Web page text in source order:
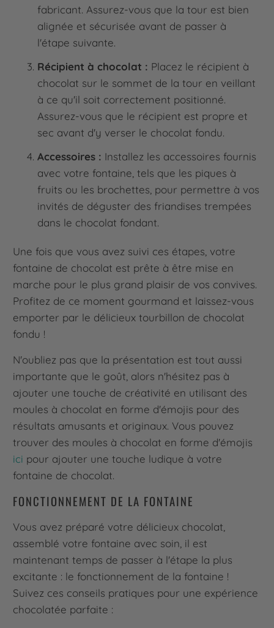
fabricant. Assurez-vous que la tour est bien
alignée et sécurisée avant de passer à
l'étape suivante.
Récipient à chocolat : Placez le récipient à
chocolat sur le sommet de la tour en veillant
à ce qu'il soit correctement positionné.
Assurez-vous que le récipient est propre et
sec avant d'y verser le chocolat fondu.
Accessoires : Installez les accessoires fournis
avec votre fontaine, tels que les piques à
fruits ou les brochettes, pour permettre à vos
invités de déguster des friandises trempées
dans le chocolat fondant.
Une fois que vous avez suivi ces étapes, votre
fontaine de chocolat est prête à être mise en
marche pour le plus grand plaisir de vos convives.
Profitez de ce moment gourmand et laissez-vous
emporter par le délicieux tourbillon de chocolat
fondu !
N'oubliez pas que la présentation est tout aussi
importante que le goût, alors n'hésitez pas à
ajouter une touche de créativité en utilisant des
moules à chocolat en forme d'émojis pour des
résultats amusants et originaux. Vous pouvez
trouver des moules à chocolat en forme d'émojis
ici pour ajouter une touche ludique à votre
fontaine de chocolat.
FONCTIONNEMENT DE LA FONTAINE
Vous avez préparé votre délicieux chocolat,
assemblé votre fontaine avec soin, il est
maintenant temps de passer à l'étape la plus
excitante : le fonctionnement de la fontaine !
Suivez ces conseils pratiques pour une expérience
chocolatée parfaite :